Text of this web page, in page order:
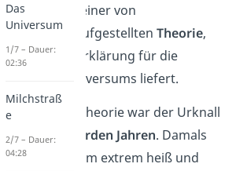
ist Teil einer von
aufgestellten Theorie,
mögliche Erklärung für die
des Universums liefert.
dieser Urknalltheorie war der Urknall
13,8 Milliarden Jahren. Damals
Universum extrem heiß und
Das
Universum
1/7 – Dauer:
02:36
Milchstraß
e
2/7 – Dauer:
04:28